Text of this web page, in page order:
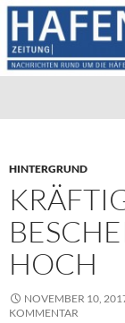
HINTERGRUND
HOCH
NOVEMBER 10,
KOMMENTAR